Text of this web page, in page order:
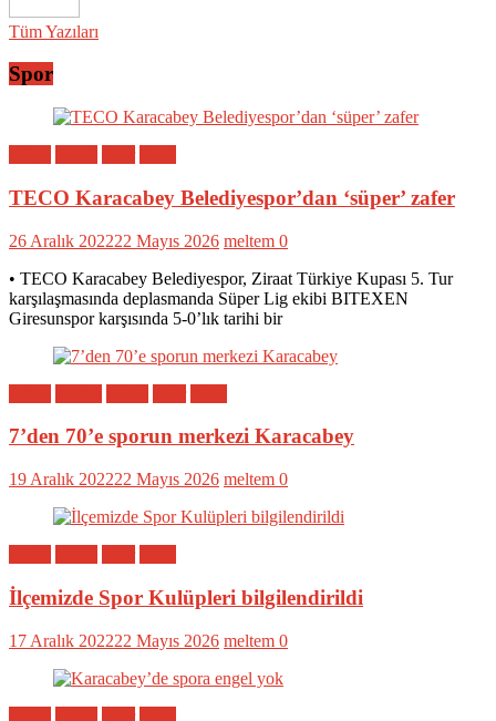
Tüm Yazıları
Spor
TECO Karacabey Belediyespor’dan ‘süper’ zafer
26 Aralık 202222 Mayıs 2026 meltem 0
• TECO Karacabey Belediyespor, Ziraat Türkiye Kupası 5. Tur
karşılaşmasında deplasmanda Süper Lig ekibi BITEXEN
Giresunspor karşısında 5-0’lık tarihi bir
7’den 70’e sporun merkezi Karacabey
19 Aralık 202222 Mayıs 2026 meltem 0
İlçemizde Spor Kulüpleri bilgilendirildi
17 Aralık 202222 Mayıs 2026 meltem 0